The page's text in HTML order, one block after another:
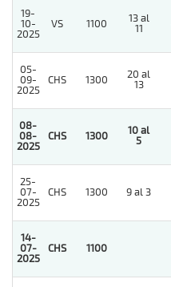
19-
10-
2025
VS 1100
13 al
11
05-
09-
2025
CHS 1300
20 al
13
08-
08-
2025
CHS 1300
10 al
5
25-
07-
2025
CHS 1300 9 al 3
14-
07-
2025
CHS 1100